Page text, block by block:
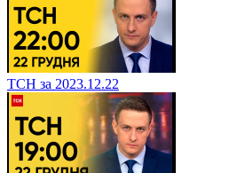
ТСН за 2023.12.22